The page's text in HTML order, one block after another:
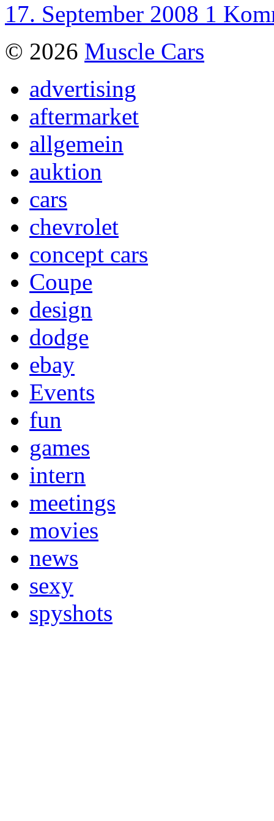
17. September 2008 1
© 2026 Muscle Cars
advertising
aftermarket
allgemein
auktion
cars
chevrolet
concept cars
Coupe
design
dodge
ebay
Events
fun
games
intern
meetings
movies
news
sexy
spyshots